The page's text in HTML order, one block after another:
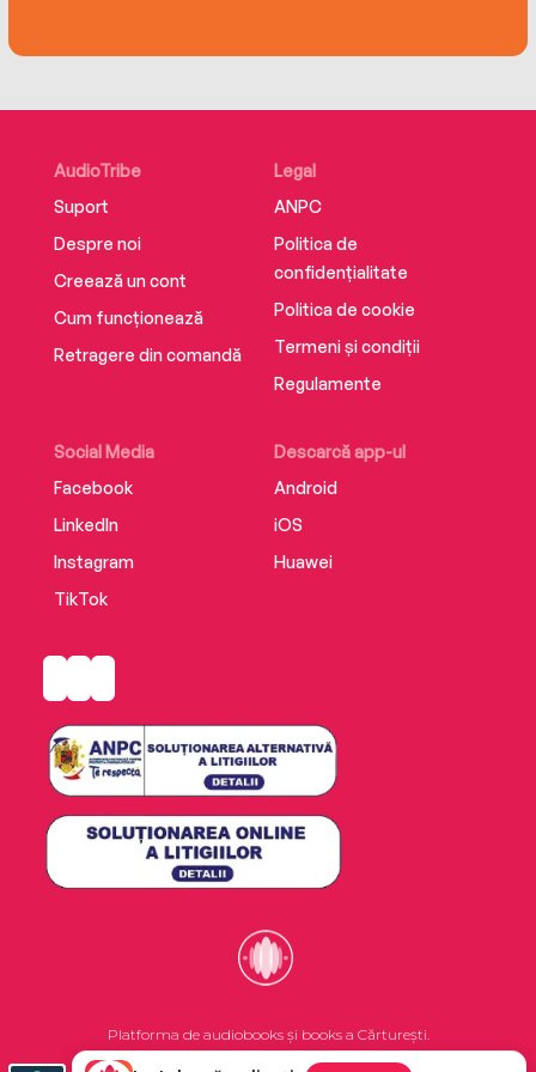
AudioTribe
Suport
Despre noi
Creează un cont
Cum funcționează
Retragere din comandă
Social Media
Facebook
LinkedIn
Instagram
TikTok
Descarcă app-ul
Android
iOS
Huawei
Legal
ANPC
Politica de
confidențialitate
Politica de cookie
Termeni și condiții
Regulamente
Platforma de audiobooks și books a Cărturești.